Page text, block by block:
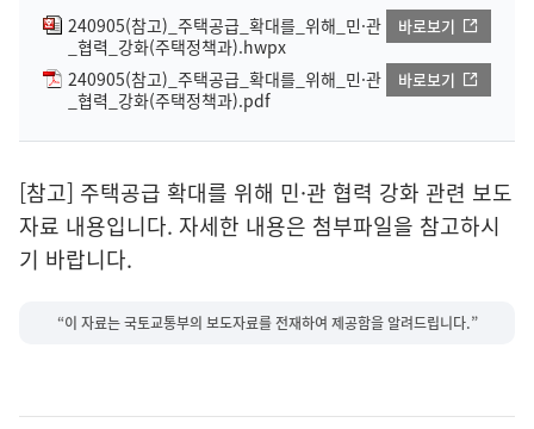
240905(참고)_주택공급_확대를_위해_민·관
_협력_강화(주택정책과).hwpx
바로보기
240905(참고)_주택공급_확대를_위해_민·관
_협력_강화(주택정책과).pdf
바로보기
[참고] 주택공급 확대를 위해 민·관 협력 강화 관련 보도
자료 내용입니다. 자세한 내용은 첨부파일을 참고하시
기 바랍니다.
“이 자료는 국토교통부의 보도자료를 전재하여 제공함을 알려드립니다.”